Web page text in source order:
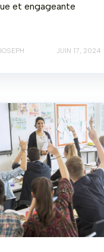
et engageante
JUIN 17, 2024